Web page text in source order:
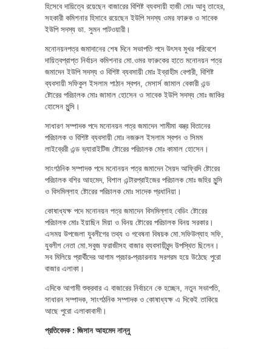
হিসেবে দায়িত্বে রয়েছেন বাজারের বিশিষ্ট ব্যবসায়ী হাজী মোঃ আবু তাহের,
সহকারী কমিশনার হিসাবে রয়েছেন ইউপি সদস্য ওমর ফারুক ও সাবেক
ইউপি সদস্য ডা. সুমন পাটওয়ারী।
মনোনয়নপত্র জমাদানের শেষ দিনে সভাপতি পদে উৎসব মুখর পরিবেশে
দায়িত্বপ্রাপ্ত নির্বাচন কমিশনার মো.ওমর ফারুকের হাতে মনোনয়ন পত্র
জমাদেন ইউপি সদস্য ও বিশিষ্ট ব্যবসায়ী মোঃ ইব্রাহীম বেপারী, বিশিষ্ট
ব্যবসায়ী সফিকুল ইসলাম পাঠান স্বপন, মেসার্স জামাল বেকারী এন্ড
ষ্টোরের পরিচালক মোঃ জামাল হোসেন ও সাবেক ইউপি সদস্য মোঃ জাকির
হোসেন মুন্সি।
সাধারণ সম্পাদক পদে মনোনয়ন পত্র জমাদেন শামীমা বস্ত্র বিতানের
পরিচালক ও বিশিষ্ট ব্যবসায়ী মোঃ নজরুল ইসলাম স্বপন ও সিমম
লাইব্রেরী এন্ড ভ্যারাইটিজ ষ্টোরের পরিচালক মোঃ কামাল হোসেন।
সাংগঠনিক সম্পাদক পদে মনোনয়ন পত্র জমাদেন সৈয়দ আফ্রিদি ষ্টোরের
পরিচালক বশির আহমেদ, বিশাল এন্টারপ্রাইজের পরিচালক মোঃ জহির মুন্সি
ও বিসমিল্লাহ ষ্টোরের পরিচালক মোঃ সাদেক প্রধানিয়া।
কোষাধ্যক্ষ পদে মনোনয়ন পত্র জমাদেন বিসমিল্লাহ বেডিং ষ্টোরের
পরিচালক মোঃ ইয়াছিন মিয়া ও বিনয় ষ্টোরের পরিচালক বিনয় সরকার।
এসময় উপজেলা যুবলীগের তথ্য ও গবেষনা বিষয়ক মো.সফিউল্যাহ সফি,
যুবলীগ নেতা মো.সবুজ ফরাজীসহ বাজার ব্যবসায়ীবৃন্দ উপস্থিত ছিলেন।
সব মিলিয়ে প্রার্থীদের আগাম প্রচার-প্রচারনায় সরগরম হয়ে উঠেছে পুরো
বাজার এলাকা।
এদিকে আগামী শুক্রবার এ বাজারের নির্বাচনে কে হচ্ছেন, নতুন সভাপতি,
সাধারন সম্পাদক, সাংগঠনিক সম্পাদক ও কোষাধ্যক্ষ এ দিকেই তাকিয়ে
আছে পুরো এলাকাবাসী।
প্রতিবেদক : জিসান আহমেদ নান্নু